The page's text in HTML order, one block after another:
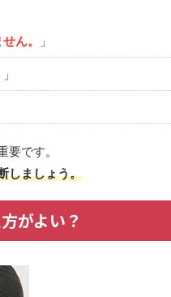
ん。 」
」
です。
しましょう。
がよい？